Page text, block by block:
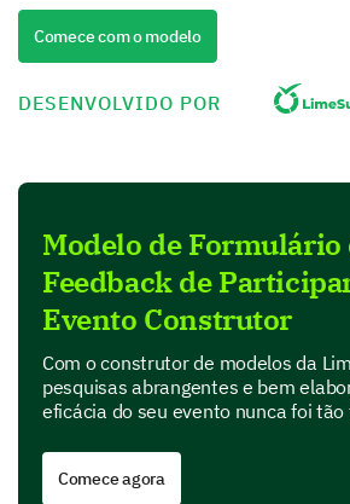
Please enter your comment here:
Understanding the Event
Help us identify what worked well
be improved by reflecting on
Which parts of the event did
most? (select any that apply)
Speakers
Comece com o modelo
DESENVOLVIDO POR
Modelo de Formulário
Feedback de
Evento Construtor
Com o construtor de modelos da
pesquisas abrangentes e bem
eficácia do seu evento nunca foi tão
Comece agora